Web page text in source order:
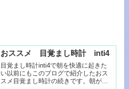
おススメ 目覚まし時計 inti4
目覚まし時計inti4で朝を快適に起きた
い以前にもこのブログで紹介したおス
スメ目覚まし時計の続きです。朝が苦